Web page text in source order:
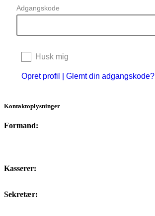
Adgangskode
Husk mig
Opret profil Glemt din adgangskode?
Kontaktoplysninger
Formand:
Kasserer:
Sekretær: